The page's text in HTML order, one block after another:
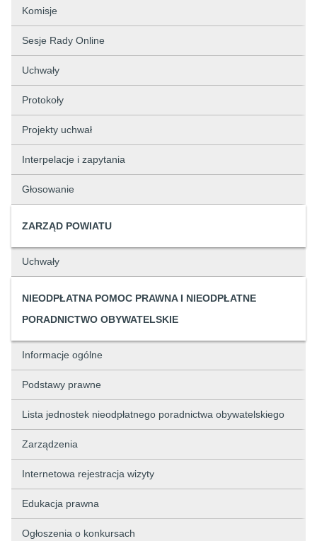
Komisje
Sesje Rady Online
Uchwały
Protokoły
Projekty uchwał
Interpelacje i zapytania
Głosowanie
ZARZĄD POWIATU
Uchwały
NIEODPŁATNA POMOC PRAWNA I NIEODPŁATNE
PORADNICTWO OBYWATELSKIE
Informacje ogólne
Podstawy prawne
Lista jednostek nieodpłatnego poradnictwa obywatelskiego
Zarządzenia
Internetowa rejestracja wizyty
Edukacja prawna
Ogłoszenia o konkursach